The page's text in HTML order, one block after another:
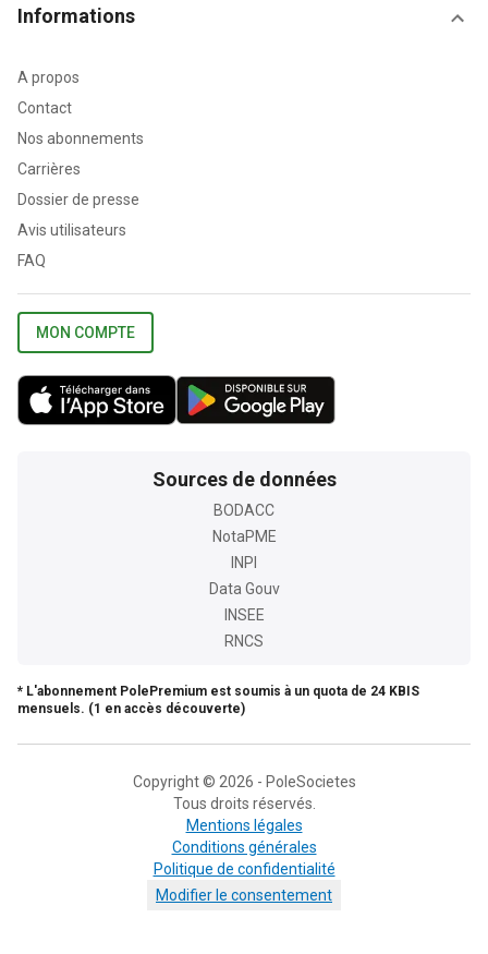
Informations
A propos
Contact
Nos abonnements
Carrières
Dossier de presse
Avis utilisateurs
FAQ
MON COMPTE
Sources de données
BODACC
NotaPME
INPI
Data Gouv
INSEE
RNCS
* L'abonnement PolePremium est soumis à un quota de 24 KBIS
mensuels. (1 en accès découverte)
Copyright © 2026 - PoleSocietes
Tous droits réservés.
Mentions légales
Conditions générales
Politique de confidentialité
Modifier le consentement